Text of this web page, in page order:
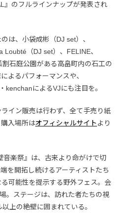
』のフルラインナップが発表され
は、小袋成彬（DJ set）、
（DJ set）、FELINE、
石庭公園がある高畠町内の石工の
よるパフォーマンスや、
kenchanによるVJにも注目を。
イン販売は行わず、全て手売り紙
入場所はオフィシャルサイト より
音楽祭』は、古来より命がけで切
を開拓し続けるアーティストたち
可能性を提示する野外フェス。会
。ステージは、訪れた者たちの視
上の絶壁に囲まれている。